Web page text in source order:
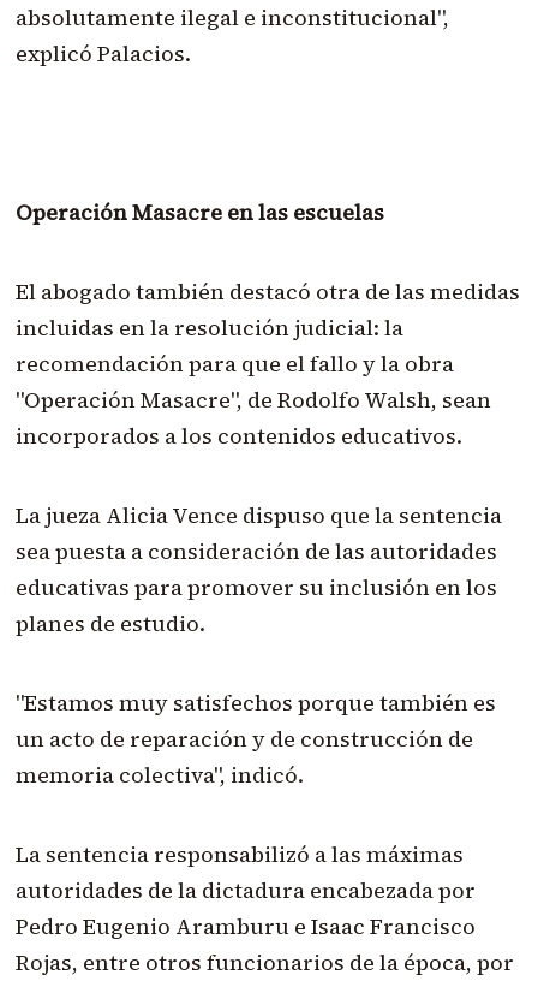
absolutamente ilegal e inconstitucional",
explicó Palacios.
Operación Masacre en las escuelas
El abogado también destacó otra de las medidas
incluidas en la resolución judicial: la
recomendación para que el fallo y la obra
"Operación Masacre", de Rodolfo Walsh, sean
incorporados a los contenidos educativos.
La jueza Alicia Vence dispuso que la sentencia
sea puesta a consideración de las autoridades
educativas para promover su inclusión en los
planes de estudio.
"Estamos muy satisfechos porque también es
un acto de reparación y de construcción de
memoria colectiva", indicó.
La sentencia responsabilizó a las máximas
autoridades de la dictadura encabezada por
Pedro Eugenio Aramburu e Isaac Francisco
Rojas, entre otros funcionarios de la época, por